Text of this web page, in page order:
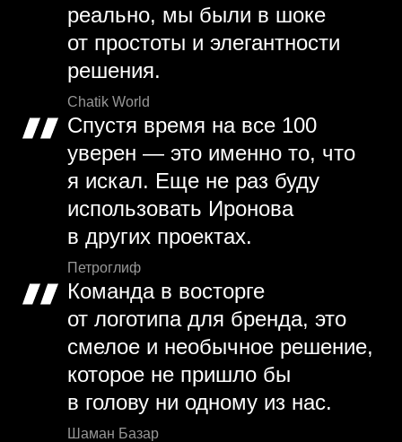
реально, мы были в шоке
от простоты и элегантности
решения.
Chatik World
Спустя время на все 100
уверен — это именно то, что
я искал. Еще не раз буду
использовать Иронова
в других проектах.
Петроглиф
Команда в восторге
от логотипа для бренда, это
смелое и необычное решение,
которое не пришло бы
в голову ни одному из нас.
Шаман Базар